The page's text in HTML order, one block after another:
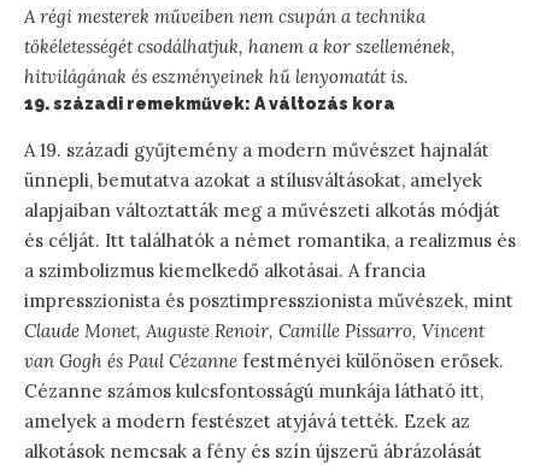
A régi mesterek műveiben nem csupán a technika
tökéletességét csodálhatjuk, hanem a kor szellemének,
hitvilágának és eszményeinek hű lenyomatát is.
19. századi remekművek: A változás kora
A 19. századi gyűjtemény a modern művészet hajnalát
ünnepli, bemutatva azokat a stílusváltásokat, amelyek
alapjaiban változtatták meg a művészeti alkotás módját
és célját. Itt találhatók a német romantika, a realizmus és
a szimbolizmus kiemelkedő alkotásai. A francia
impresszionista és posztimpresszionista művészek, mint
Claude Monet, Auguste Renoir, Camille Pissarro, Vincent
van Gogh és Paul Cézanne festményei különösen erősek.
Cézanne számos kulcsfontosságú munkája látható itt,
amelyek a modern festészet atyjává tették. Ezek az
alkotások nemcsak a fény és szín újszerű ábrázolását